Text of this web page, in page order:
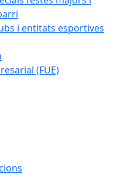
i entitats esportives
(FUE)